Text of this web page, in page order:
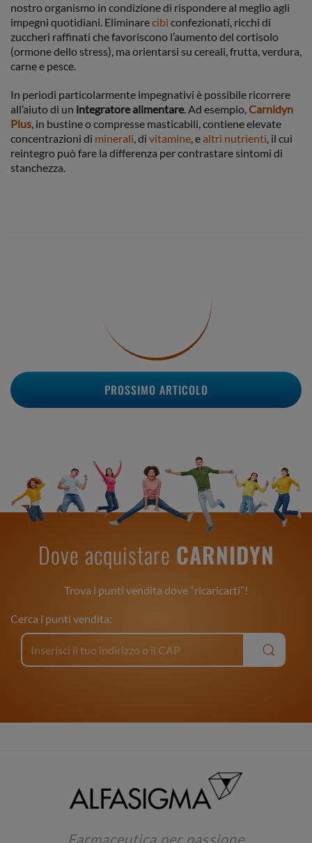
nostro organismo in condizione di rispondere al meglio agli
impegni quotidiani. Eliminarecibi confezionati, ricchi di
zuccheri raffinati che favoriscono l’aumento del cortisolo
(ormone dello stress), ma orientarsi su cereali, frutta, verdura,
carne e pesce.
In periodi particolarmente impegnativi è possibile ricorrere
all’aiuto di un integratore alimentare. Ad esempio,Carnidyn
Plus, in bustine o compresse masticabili, contiene elevate
concentrazioni di minerali, di vitamine, ealtri nutrienti, il cui
reintegro può fare la differenza per contrastare sintomi di
stanchezza.
PROSSIMO ARTICOLO
Dove acquistare CARNIDYN
Trova i punti vendita dove “ricaricarti”!
Cerca i punti vendita:
Farmaceutica per passione